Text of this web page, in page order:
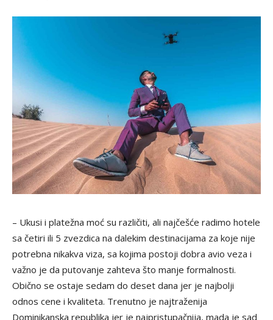
– Ukusi i platežna moć su različiti, ali najčešće radimo hotele
sa četiri ili 5 zvezdica na dalekim destinacijama za koje nije
potrebna nikakva viza, sa kojima postoji dobra avio veza i
važno je da putovanje zahteva što manje formalnosti.
Obično se ostaje sedam do deset dana jer je najbolji
odnos cene i kvaliteta. Trenutno je najtraženija
Dominikanska republika jer je najpristupačnija, mada je sad